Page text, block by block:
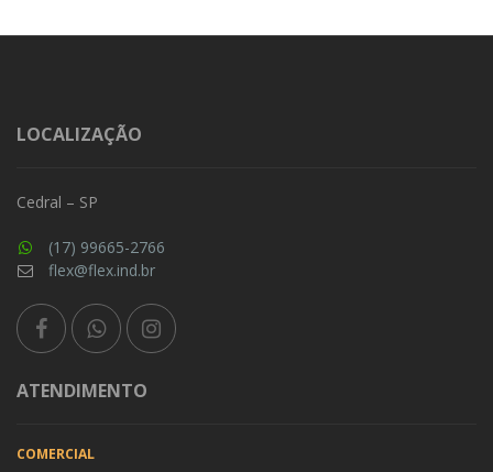
LOCALIZAÇÃO
Cedral – SP
(17) 99665-2766
flex@flex.ind.br
ATENDIMENTO
COMERCIAL